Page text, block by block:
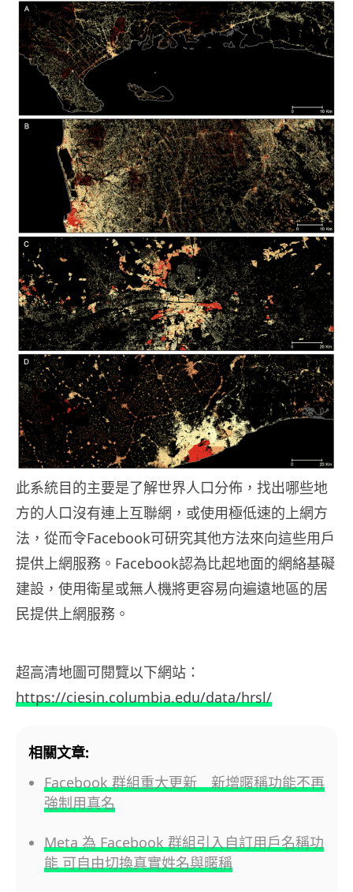
此系統目的主要是了解世界人口分佈，找出哪些地
方的人口沒有連上互聯網，或使用極低速的上網方
法，從而令Facebook可研究其他方法來向這些用戶
提供上網服務。Facebook認為比起地面的網絡基礙
建設，使用衛星或無人機將更容易向遍遠地區的居
民提供上網服務。
超高清地圖可閱覽以下網站：
https://ciesin.columbia.edu/data/hrsl/
相關文章:
Facebook 群組重大更新 新增暱稱功能不再
強制用真名
Meta 為 Facebook 群組引入自訂用戶名稱功
能 可自由切換真實姓名與暱稱